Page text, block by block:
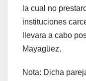
la cual no
instituciones
llevara a cabo
Mayagüez.
Nota: Dicha